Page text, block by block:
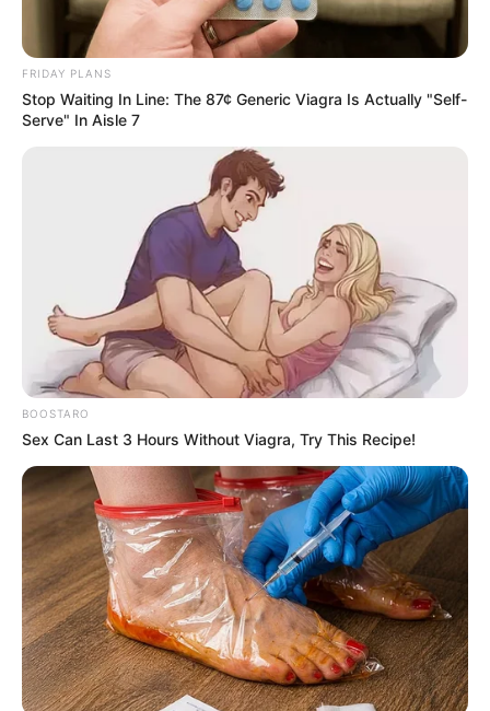
perro te huele tus
partes es porque
tienes…Ver más
13 January, 2026 by admin
Sabías que sí un
perro te huele tus
partes es porque
tienes…Ver más
FRIDAY PLANS
Stop Waiting In Line: The 87¢ Generic Viagra Is Actually "Self-
Serve" In Aisle 7
BOOSTARO
Sex Can Last 3 Hours Without Viagra, Try This Recipe!